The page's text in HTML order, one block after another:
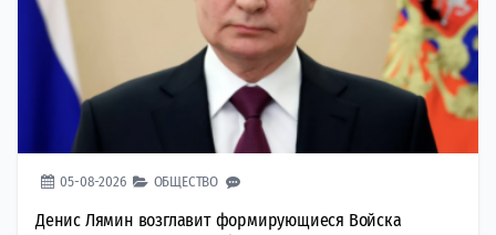
05-08-2026 ОБЩЕСТВО
Денис Лямин возглавит формирующиеся Войска